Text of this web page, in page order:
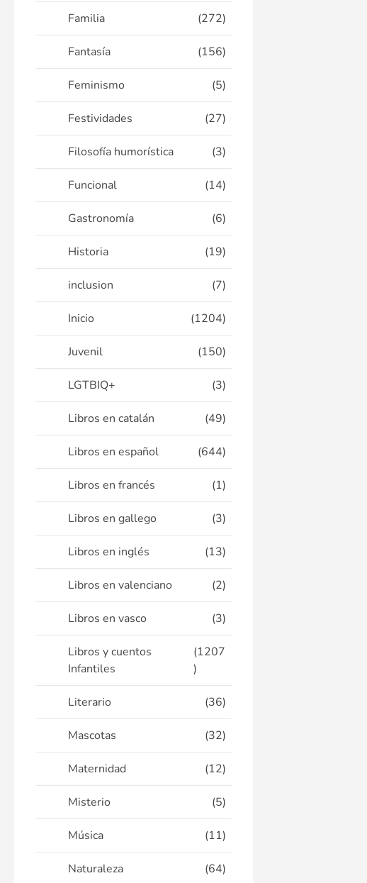
Familia (272)
Fantasía (156)
Feminismo (5)
Festividades (27)
Filosofía humorística (3)
Funcional (14)
Gastronomía (6)
Historia (19)
inclusion (7)
Inicio (1204)
Juvenil (150)
LGTBIQ+ (3)
Libros en catalán (49)
Libros en español (644)
Libros en francés (1)
Libros en gallego (3)
Libros en inglés (13)
Libros en valenciano (2)
Libros en vasco (3)
Libros y cuentos
Infantiles
(1207
)
Literario (36)
Mascotas (32)
Maternidad (12)
Misterio (5)
Música (11)
Naturaleza (64)